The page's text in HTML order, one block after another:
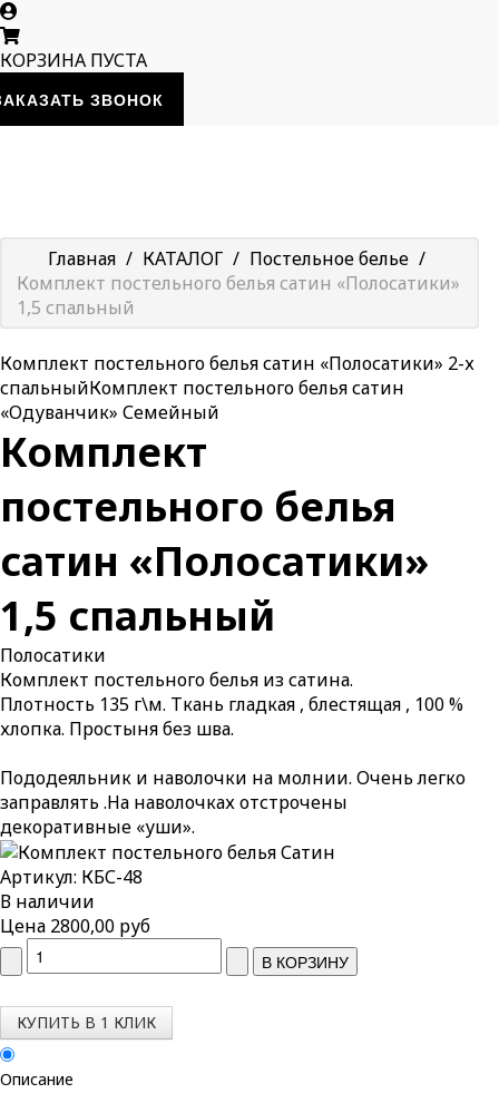
КОРЗИНА ПУСТА
ЗВОНОК
Главная / КАТАЛОГ / Постельное белье /
Комплект постельного белья сатин «Полосатики»
1,5 спальный
Комплект постельного белья сатин «Полосатики» 2-х
спальныйКомплект постельного белья сатин
«Одуванчик» Семейный
Комплект
постельного белья
сатин «Полосатики»
1,5 спальный
Полосатики
Комплект постельного белья из сатина.
Плотность 135 г\м. Ткань гладкая , блестящая , 100 %
хлопка. Простыня без шва.
Пододеяльник и наволочки на молнии. Очень легко
заправлять .На наволочках отстрочены
декоративные «уши».
Артикул: КБС-48
В наличии
Цена 2800,00 руб
КУПИТЬ В 1 КЛИК
Описание